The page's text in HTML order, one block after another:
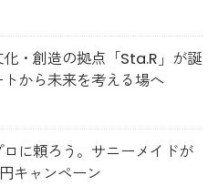
・創造の拠点「Sta.R」が誕
から未来を考える場へ
に頼ろう。サニーメイドが
キャンペーン